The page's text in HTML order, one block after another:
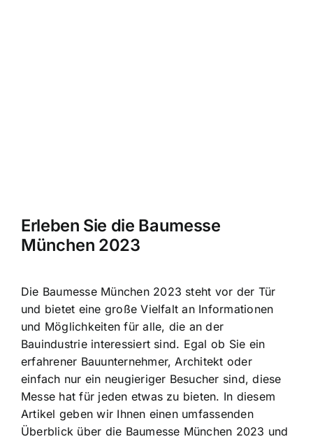
Erleben Sie die Baumesse
München 2023
Die Baumesse München 2023 steht vor der Tür
und bietet eine große Vielfalt an Informationen
und Möglichkeiten für alle, die an der
Bauindustrie interessiert sind. Egal ob Sie ein
erfahrener Bauunternehmer, Architekt oder
einfach nur ein neugieriger Besucher sind, diese
Messe hat für jeden etwas zu bieten. In diesem
Artikel geben wir Ihnen einen umfassenden
Überblick über die Baumesse München 2023 und